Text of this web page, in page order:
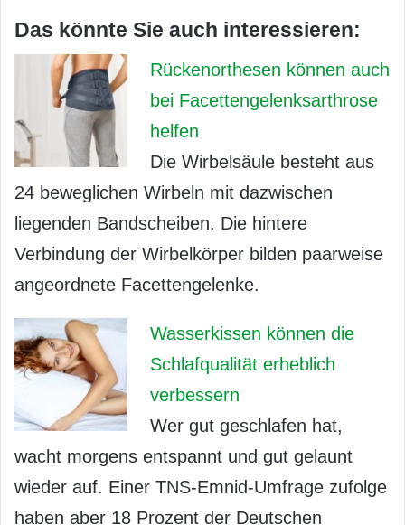
Das könnte Sie auch interessieren:
Rückenorthesen können auch
bei Facettengelenksarthrose
helfen
Die Wirbelsäule besteht aus
24 beweglichen Wirbeln mit dazwischen
liegenden Bandscheiben. Die hintere
Verbindung der Wirbelkörper bilden paarweise
angeordnete Facettengelenke.
Wasserkissen können die
Schlafqualität erheblich
verbessern
Wer gut geschlafen hat,
wacht morgens entspannt und gut gelaunt
wieder auf. Einer TNS-Emnid-Umfrage zufolge
haben aber 18 Prozent der Deutschen